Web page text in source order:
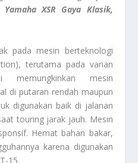
Yamaha XSR Gaya Klasik,
pada mesin berteknologi
terutama pada varian
memungkinkan mesin
di putaran rendah maupun
digunakan baik di jalanan
touring jarak jauh. Mesin
Hemat bahan bakar,
karena digunakan
15.